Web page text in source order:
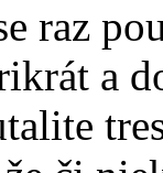
raz
a